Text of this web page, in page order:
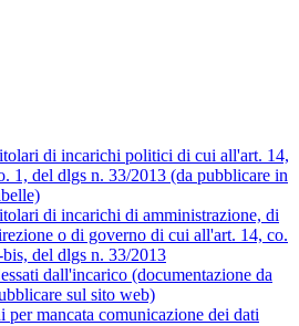
di incarichi politici di cui all'art. 14,
1, del dlgs n. 33/2013 (da pubblicare in
di incarichi di amministrazione, di
o di governo di cui all'art. 14, co.
bis, del dlgs n. 33/2013
dall'incarico (documentazione da
sul sito web)
per mancata comunicazione dei dati